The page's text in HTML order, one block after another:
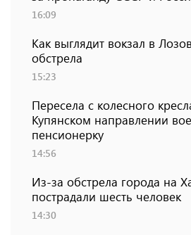
16:09
Как выглядит вокзал в
обстрела
15:23
Пересела с колесного
Купянском направлении
пенсионерку
14:56
Из-за обстрела города на
пострадали шесть человек
14:30